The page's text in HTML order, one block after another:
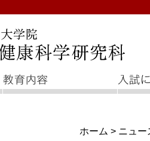
ホーム > ニュー